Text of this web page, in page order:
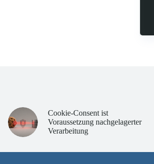
Cookie-Consent ist
Voraussetzung nachgelagerter
Verarbeitung